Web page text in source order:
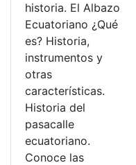
historia. El Albazo
Ecuatoriano ¿Qué
es? Historia,
instrumentos y
otras
características.
Historia del
pasacalle
ecuatoriano.
Conoce las